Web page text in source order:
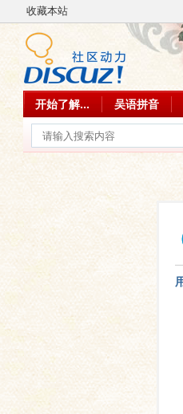
收藏本站
开始了解... 吴语拼音